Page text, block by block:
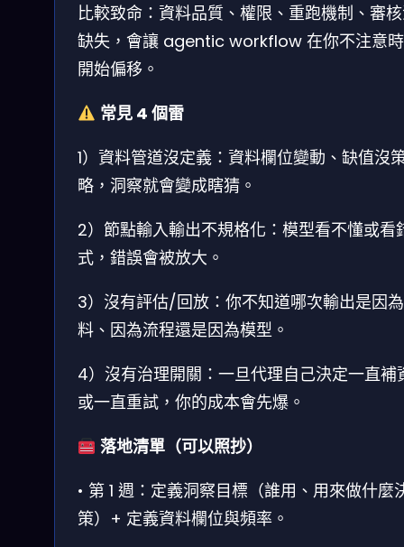
比較致命：資料品質、權限、重跑機制、審
缺失，會讓 agentic workflow 在你不注意
開始偏移。
常見 4 個雷
1）資料管道沒定義：資料欄位變動、缺值沒
略，洞察就會變成瞎猜。
2）節點輸入輸出不規格化：模型看不懂或看
式，錯誤會被放大。
3）沒有評估/回放：你不知道哪次輸出是因
料、因為流程還是因為模型。
4）沒有治理開關：一旦代理自己決定一直補
或一直重試，你的成本會先爆。
落地清單（可以照抄）
• 第 1 週：定義洞察目標（誰用、用來做什麼
策）+ 定義資料欄位與頻率。